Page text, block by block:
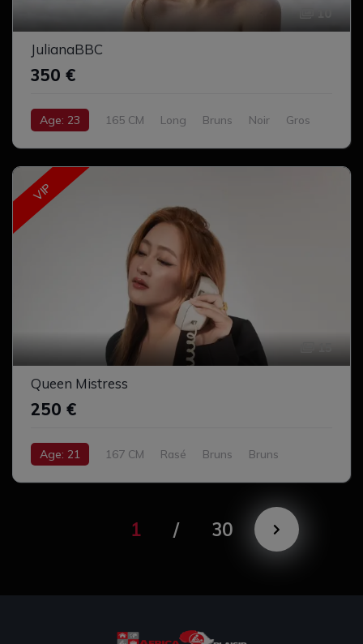
10
JulianaBBC
350 €
Age: 23 165 CM Long Bruns Noir
Gros
VIP
Queen Mistress
250 €
Age: 21 167 CM Rasé Bruns
Bruns
1 / 30